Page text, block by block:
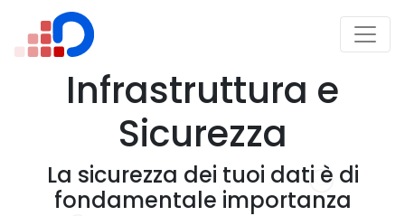
Infrastruttura e
Sicurezza
La sicurezza dei tuoi dati è di
fondamentale importanza